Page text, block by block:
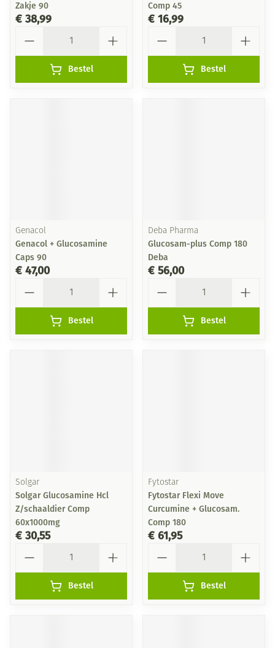
Zakje 90
€ 38,99
Bestel
Comp 45
€ 16,99
Bestel
Genacol
Genacol + Glucosamine
Caps 90
€ 47,00
Bestel
Deba Pharma
Glucosam-plus Comp 180
Deba
€ 56,00
Bestel
Solgar
Solgar Glucosamine Hcl
Z/schaaldier Comp
60x1000mg
€ 30,55
Bestel
Fytostar
Fytostar Flexi Move
Curcumine + Glucosam.
Comp 180
€ 61,95
Bestel